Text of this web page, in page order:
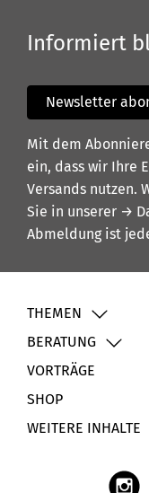
Informiert
Newsletter
Mit dem
ein, dass wir Ihre
Versands nutzen.
Sie in unserer →
Abmeldung ist
THEMEN
BERATUNG
VORTRÄGE
SHOP
WEITERE INHALTE